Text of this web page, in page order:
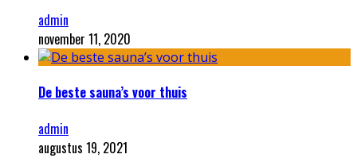
admin
november 11, 2020
De beste sauna’s voor thuis
admin
augustus 19, 2021